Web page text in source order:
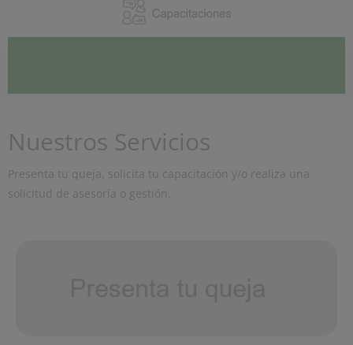
Nuestros Servicios
Presenta tu queja, solicita tu capacitación y/o realiza una
solicitud de asesoría o gestión.